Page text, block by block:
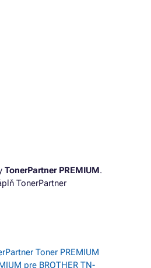
TonerPartner PREMIUM.
TonerPartner
Toner PREMIUM
pre BROTHER TN-